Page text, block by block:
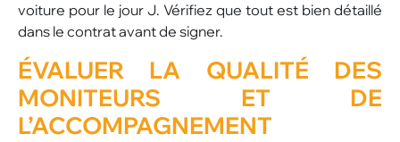
voiture pour le jour J. Vérifiez que tout est bien détaillé
dans le contrat avant de signer.
ÉVALUER LA QUALITÉ DES
MONITEURS ET DE
L’ACCOMPAGNEMENT